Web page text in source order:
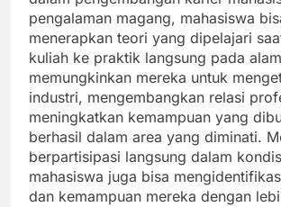
pengalaman magang, mahasiswa
menerapkan teori yang dipelajari
kuliah ke praktik langsung pada
memungkinkan mereka untuk
industri, mengembangkan relasi
meningkatkan kemampuan yang
berhasil dalam area yang diminati.
berpartisipasi langsung dalam
mahasiswa juga bisa
dan kemampuan mereka dengan